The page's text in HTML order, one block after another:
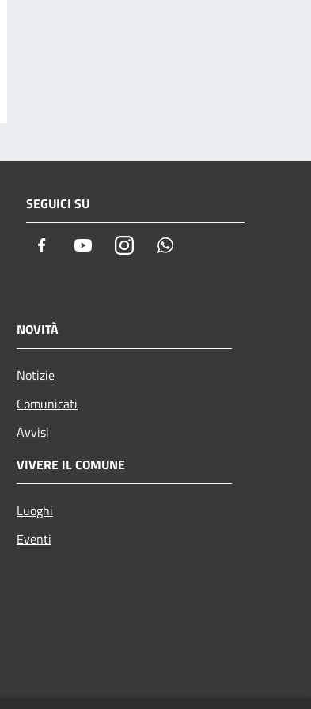
SEGUICI SU
Facebook YoutubeInstagram
NOVITÀ
Notizie
Comunicati
Avvisi
VIVERE IL COMUNE
Luoghi
Eventi